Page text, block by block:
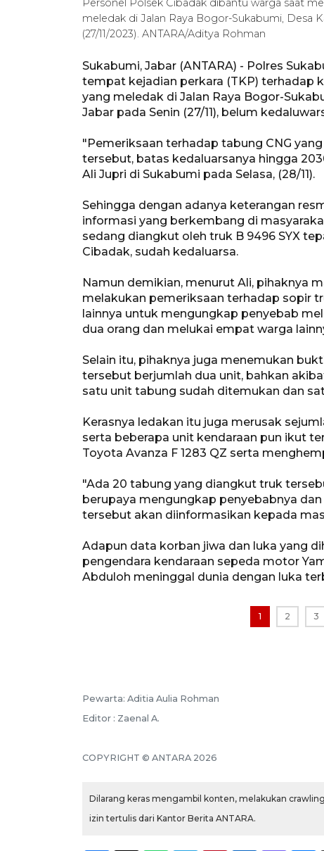
Personel Polsek Cibadak dibantu warga saat
meledak di Jalan Raya Bogor-Sukabumi, Desa
(27/11/2023). ANTARA/Aditya Rohman
Sukabumi, Jabar (ANTARA) - Polres
tempat kejadian perkara (TKP) terhadap
yang meledak di Jalan Raya Bogor-
Jabar pada Senin (27/11), belum
"Pemeriksaan terhadap tabung CNG
tersebut, batas kedaluarsanya hingga
Ali Jupri di Sukabumi pada Selasa, (28/11).
Sehingga dengan adanya keterangan
informasi yang berkembang di
sedang diangkut oleh truk B 9496 SYX
Cibadak, sudah kedaluarsa.
Namun demikian, menurut Ali, pihaknya
melakukan pemeriksaan terhadap sopir
lainnya untuk mengungkap penyebab
dua orang dan melukai empat warga
Selain itu, pihaknya juga menemukan
tersebut berjumlah dua unit, bahkan
satu unit tabung sudah ditemukan dan
Kerasnya ledakan itu juga merusak
serta beberapa unit kendaraan pun ikut
Toyota Avanza F 1283 QZ serta
"Ada 20 tabung yang diangkut truk
berupaya mengungkap penyebabnya
tersebut akan diinformasikan kepada
Adapun data korban jiwa dan luka yang
pengendara kendaraan sepeda motor
Abduloh meninggal dunia dengan luka
1 2 3
Pewarta: Aditia Aulia Rohman
Editor : Zaenal A.
COPYRIGHT © ANTARA 2026
Dilarang keras mengambil konten, melakukan
izin tertulis dari Kantor Berita ANTARA.